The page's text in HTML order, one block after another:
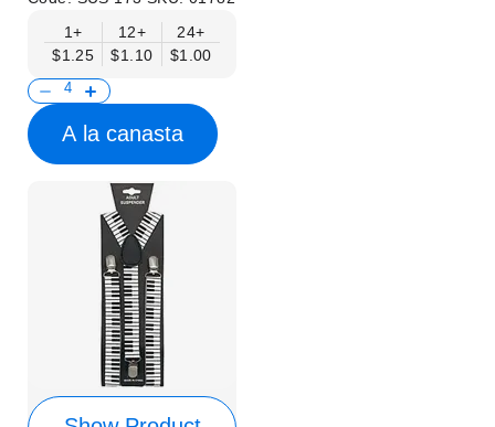
1+
$1.25
12+
$1.10
24+
$1.00
A la canasta